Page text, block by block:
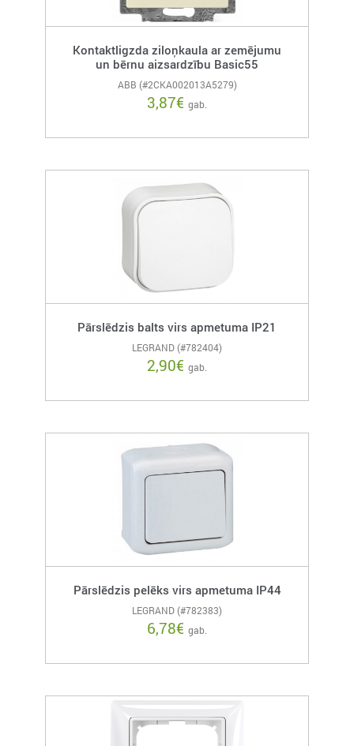
Kontaktligzda ziloņkaula ar zemējumu
un bērnu aizsardzību Basic55
ABB (#2CKA002013A5279)
3,87€ gab.
Pārslēdzis balts virs apmetuma IP21
LEGRAND (#782404)
2,90€ gab.
Pārslēdzis pelēks virs apmetuma IP44
LEGRAND (#782383)
6,78€ gab.